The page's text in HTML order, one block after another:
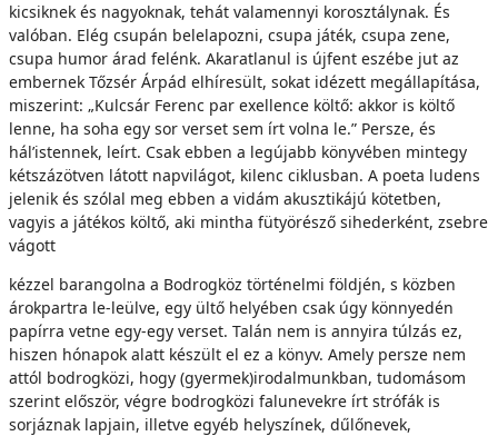
kicsiknek és nagyoknak, tehát valamennyi korosztálynak. És
valóban. Elég csupán belelapozni, csupa játék, csupa zene,
csupa humor árad felénk. Akaratlanul is újfent eszébe jut az
embernek Tőzsér Árpád elhíresült, sokat idézett megállapítása,
miszerint: „Kulcsár Ferenc par exellence költő: akkor is költő
lenne, ha soha egy sor verset sem írt volna le.” Persze, és
hál’istennek, leírt. Csak ebben a legújabb könyvében mintegy
kétszázötven látott napvilágot, kilenc ciklusban. A poeta ludens
jelenik és szólal meg ebben a vidám akusztikájú kötetben,
vagyis a játékos költő, aki mintha fütyörésző sihederként, zsebre
vágott
kézzel barangolna a Bodrogköz történelmi földjén, s közben
árokpartra le-leülve, egy ültő helyében csak úgy könnyedén
papírra vetne egy-egy verset. Talán nem is annyira túlzás ez,
hiszen hónapok alatt készült el ez a könyv. Amely persze nem
attól bodrogközi, hogy (gyermek)irodalmunkban, tudomásom
szerint először, végre bodrogközi falunevekre írt strófák is
sorjáznak lapjain, illetve egyéb helyszínek, dűlőnevek,